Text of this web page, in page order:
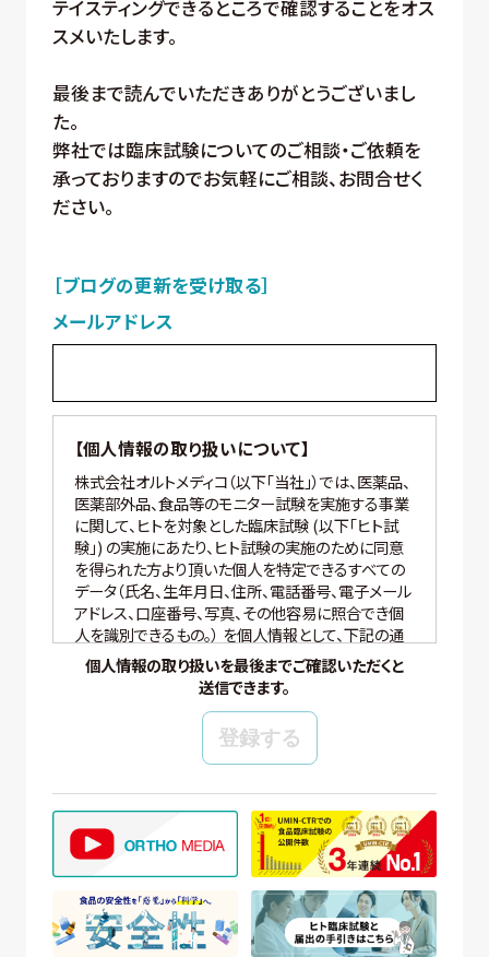
テイスティングできるところで確認することをオス
スメいたします。
最後まで読んでいただきありがとうございまし
た。
弊社では臨床試験についてのご相談・ご依頼を
承っておりますのでお気軽にご相談、お問合せく
ださい。
［ブログの更新を受け取る］
メールアドレス
【個人情報の取り扱いについて】
株式会社オルトメディコ（以下「当社」）では、医薬品、
医薬部外品、食品等のモニター試験を実施する事業
に関して、ヒトを対象とした臨床試験 (以下「ヒト試
験」) の実施にあたり、ヒト試験の実施のために同意
を得られた方より頂いた個人を特定できるすべての
データ（氏名、生年月日、住所、電話番号、電子メール
アドレス、口座番号、写真、その他容易に照合でき個
人を識別できるもの。） を個人情報として、下記の通
り適切に取り扱いいたします。
当社では、個人情報の保護管理者として個人情報保
護管理者を任命し、個人情報保護法、その他関連す
【個人情報の取得と利用目的】
当社は、以下の場合に個人情報を取得、および利用
いたします。
(ア) モニター試験に参加頂く方の個人情報について
個人情報の取り扱いを最後までご確認いただくと
送信できます。